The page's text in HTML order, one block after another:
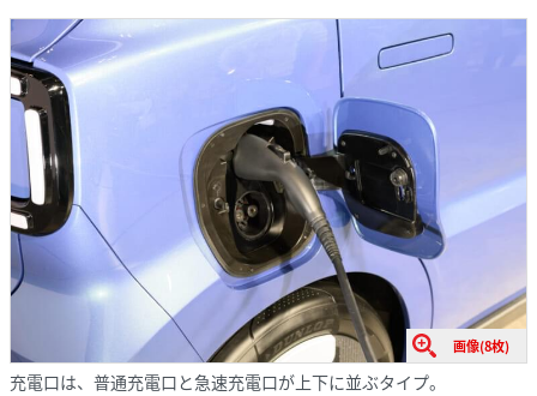
画像(8枚)
充電口は、普通充電口と急速充電口が上下に並ぶタイプ。